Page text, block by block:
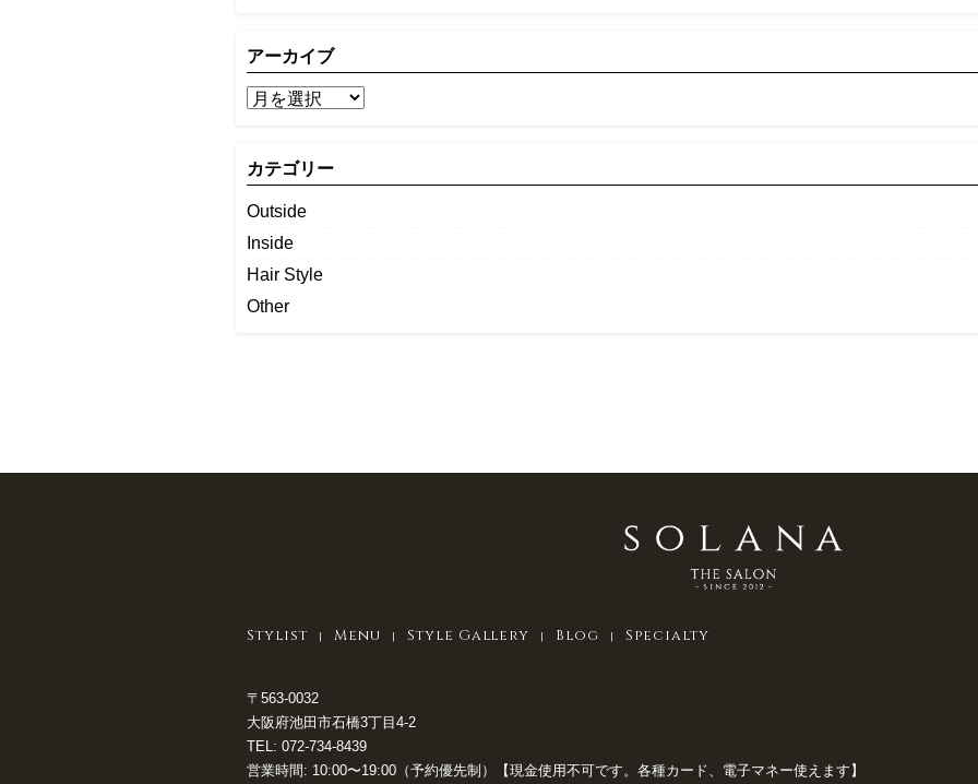
アーカイブ
カテゴリー
Outside
Inside
Hair Style
Other
Stylist Menu Style Gallery Blog Specialty
〒563-0032
大阪府池田市石橋3丁目4-2
TEL: 072-734-8439
営業時間: 10:00〜19:00（予約優先制）【現金使用不可です。各種カード、電子マネー使えます】